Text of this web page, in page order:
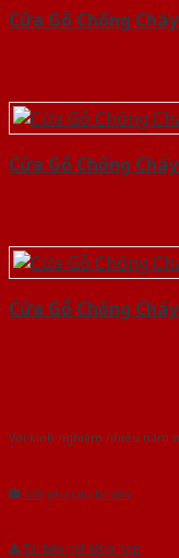
Cửa Gỗ Chống
Cửa Gỗ Chống
Cửa Gỗ Chống
Với kinh nghiệm nhiêu năm
Gửi yêu cầu tư vấn
Tải báo giá tổng hợp